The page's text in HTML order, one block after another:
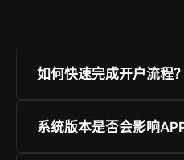
如何快速完成开户流程？
只需访问“极速注册”页面
系统版本是否会影响